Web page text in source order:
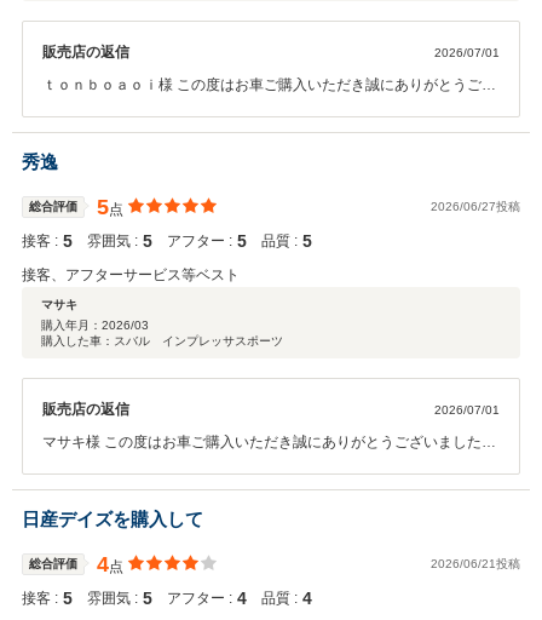
販売店の返信 2026/07/01
ｔｏｎｂｏａｏｉ様 この度はお車ご購入いただき誠にありがとうござ
今後とも末永いお付き合いを何卒宜しくお願い致します。
秀逸
総合評価 5点 2026/06/27投稿
接客 : 5 雰囲気 : 5 アフター : 5 品質 : 5
接客、アフターサービス等ベスト
マサキ
購入年月： 2026/03
購入した車：スバル インプレッサスポーツ
販売店の返信 2026/07/01
マサキ様 この度はお車ご購入いただき誠にありがとうございました。
永いお付き合いを何卒宜しくお願い致します。
日産デイズを購入して
総合評価 4点 2026/06/21投稿
接客 : 5 雰囲気 : 5 アフター : 4 品質 : 4